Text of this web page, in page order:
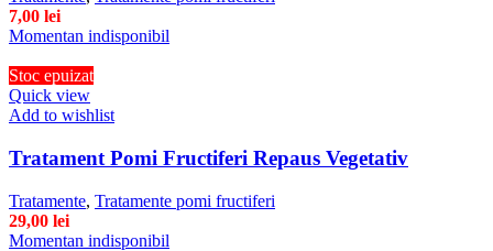
7,00 lei
Momentan indisponibil
Stoc epuizat
Quick view
Add to wishlist
Tratament Pomi Fructiferi Repaus Vegetativ
Tratamente, Tratamente pomi fructiferi
29,00 lei
Momentan indisponibil